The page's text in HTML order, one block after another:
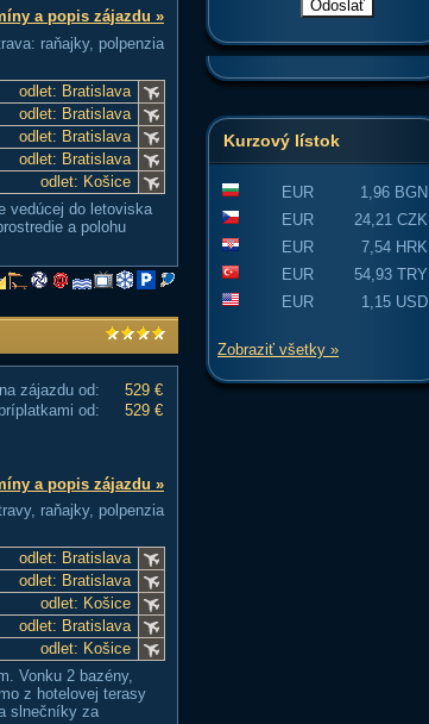
a popis zájazdu »
raňajky, polpenzia
odlet: Bratislava
odlet: Bratislava
odlet: Bratislava
odlet: Bratislava
odlet: Košice
vedúcej do letoviska
a polohu
zájazdu od:
529 €
od:
529 €
a popis zájazdu »
raňajky, polpenzia
odlet: Bratislava
odlet: Bratislava
odlet: Košice
odlet: Bratislava
odlet: Košice
Vonku 2 bazény,
z hotelovej terasy
slnečníky za
Kurzový lístok
EUR
1,96 BGN
EUR
24,21 CZK
EUR
7,54 HRK
EUR
54,93 TRY
EUR
1,15 USD
Zobraziť všetky »